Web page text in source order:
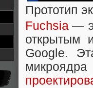
Прототип
Fuchsia —
открытым
Google.